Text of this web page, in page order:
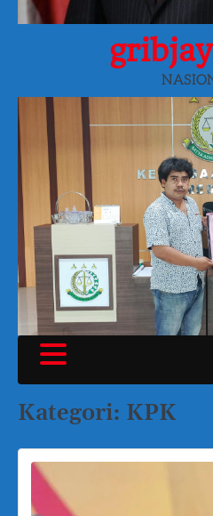
Kategori: KPK